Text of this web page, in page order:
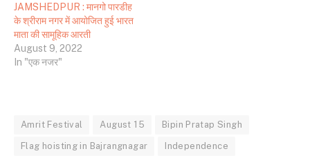
JAMSHEDPUR : मानगो पारडीह
के श्रीराम नगर में आयोजित हुई भारत
माता की सामूहिक आरती
August 9, 2022
In "एक नजर"
Amrit Festival August 15 Bipin Pratap Singh
Flag hoisting in Bajrangnagar Independence